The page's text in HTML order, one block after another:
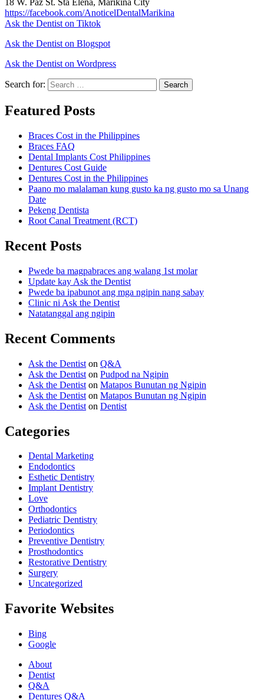
18 W. Paz St. Sta Elena, Marikina City
https://facebook.com/AnoticelDentalMarikina
Ask the Dentist on Tiktok
Ask the Dentist on Blogspot
Ask the Dentist on Wordpress
Search for: Search
Featured Posts
Braces Cost in the Philippines
Braces FAQ
Dental Implants Cost Philippines
Dentures Cost Guide
Dentures Cost in the Philippines
Paano mo malalaman kung gusto ka ng gusto mo sa Unang
Date
Pekeng Dentista
Root Canal Treatment (RCT)
Recent Posts
Pwede ba magpabraces ang walang 1st molar
Update kay Ask the Dentist
Pwede ba ipabunot ang mga ngipin nang sabay
Clinic ni Ask the Dentist
Natatanggal ang ngipin
Recent Comments
Ask the Dentist on Q&A
Ask the Dentist on Pudpod na Ngipin
Ask the Dentist on Matapos Bunutan ng Ngipin
Ask the Dentist on Matapos Bunutan ng Ngipin
Ask the Dentist on Dentist
Categories
Dental Marketing
Endodontics
Esthetic Dentistry
Implant Dentistry
Love
Orthodontics
Pediatric Dentistry
Periodontics
Preventive Dentistry
Prosthodontics
Restorative Dentistry
Surgery
Uncategorized
Favorite Websites
Bing
Google
About
Dentist
Q&A
Dentures Q&A